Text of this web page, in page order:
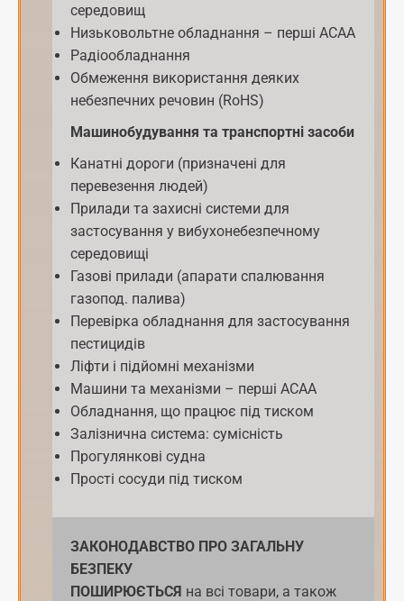
середовищ
Низьковольтне обладнання – перші АСАА
Радіообладнання
Обмеження використання деяких
небезпечних речовин (RoHS)
Машинобудування та транспортні засоби
Канатні дороги (призначені для
перевезення людей)
Прилади та захисні системи для
застосування у вибухонебезпечному
середовищі
Газові прилади (апарати спалювання
газопод. палива)
Перевірка обладнання для застосування
пестицидів
Ліфти і підйомні механізми
Машини та механізми – перші АСАА
Обладнання, що працює під тиском
Залізнична система: сумісність
Прогулянкові судна
Прості сосуди під тиском
ЗАКОНОДАВСТВО ПРО ЗАГАЛЬНУ
БЕЗПЕКУ
ПОШИРЮЄТЬСЯ на всі товари, а також